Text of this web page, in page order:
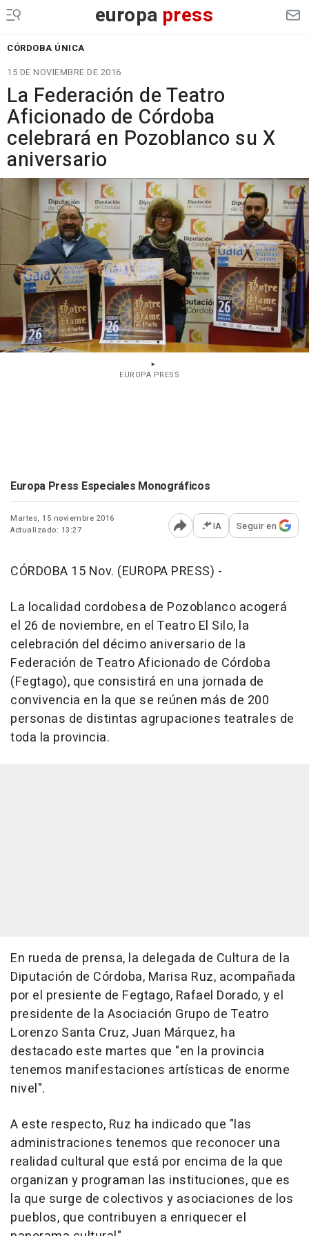
europa press
CÓRDOBA ÚNICA
15 DE NOVIEMBRE DE 2016
La Federación de Teatro
Aficionado de Córdoba
celebrará en Pozoblanco su X
aniversario
EUROPA PRESS
Europa Press Especiales Monográficos
Martes, 15 noviembre 2016
Actualizado: 13:27
Abrir opciones para
IA Seguir en
CÓRDOBA 15 Nov. (EUROPA PRESS) -
La localidad cordobesa de Pozoblanco acogerá
el 26 de noviembre, en el Teatro El Silo, la
celebración del décimo aniversario de la
Federación de Teatro Aficionado de Córdoba
(Fegtago), que consistirá en una jornada de
convivencia en la que se reúnen más de 200
personas de distintas agrupaciones teatrales de
toda la provincia.
En rueda de prensa, la delegada de Cultura de la
Diputación de Córdoba, Marisa Ruz, acompañada
por el presiente de Fegtago, Rafael Dorado, y el
presidente de la Asociación Grupo de Teatro
Lorenzo Santa Cruz, Juan Márquez, ha
destacado este martes que "en la provincia
tenemos manifestaciones artísticas de enorme
nivel".
A este respecto, Ruz ha indicado que "las
administraciones tenemos que reconocer una
realidad cultural que está por encima de la que
organizan y programan las instituciones, que es
la que surge de colectivos y asociaciones de los
pueblos, que contribuyen a enriquecer el